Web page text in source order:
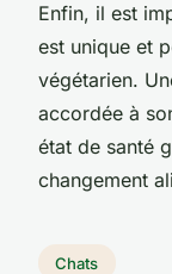
Enfin, il est
est unique et
végétarien.
accordée à
état de santé
changement
Chats